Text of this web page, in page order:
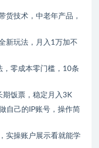
货技术，中老年产品，
新玩法，月入1万加不
，零成本零门槛，10条
期饭票，稳定月入3K
自己的IP账号，操作简
实操账户展示看就能学